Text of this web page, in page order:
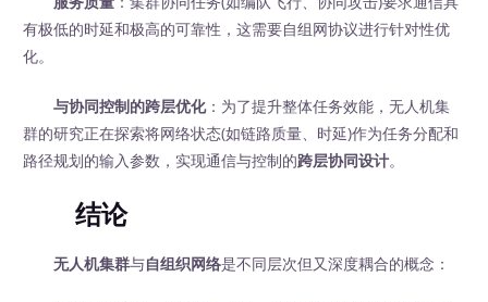
有极低的时延和极高的可靠性，这需要自组网协议进行针对性优
化。
与协同控制的跨层优化：为了提升整体任务效能，无人机集
群的研究正在探索将网络状态(如链路质量、时延)作为任务分配和
路径规划的输入参数，实现通信与控制的跨层协同设计。
结论
无人机集群与自组织网络是不同层次但又深度耦合的概念：